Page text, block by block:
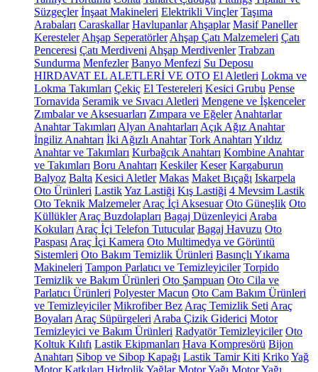
Süzgeçler İnşaat Makineleri Elektrikli Vinçler Taşıma
Arabaları Caraskallar Havlupanlar Ahşaplar Masif Paneller
Keresteler Ahşap Seperatörler Ahşap Çatı Malzemeleri Çatı
Penceresi Çatı Merdiveni Ahşap Merdivenler Trabzan
Sundurma Menfezler Banyo Menfezi Su Deposu
HIRDAVAT EL ALETLERİ VE OTO El Aletleri Lokma ve
Lokma Takımları Çekiç El Testereleri Kesici Grubu Pense
Tornavida Seramik ve Sıvacı Aletleri Mengene ve İşkenceler
Zımbalar ve Aksesuarları Zımpara ve Eğeler Anahtarlar
Anahtar Takımları Alyan Anahtarları Açık Ağız Anahtar
İngiliz Anahtarı İki Ağızlı Anahtar Tork Anahtarı Yıldız
Anahtar ve Takımları Kurbağcık Anahtarı Kombine Anahtar
ve Takımları Boru Anahtarı Keskiler Keser Kargaburun
Balyoz Balta Kesici Aletler Makas Maket Bıçağı Iskarpela
Oto Ürünleri LastikYaz Lastiği Kış Lastiği 4 Mevsim Lastik
Oto Teknik Malzemeler Araç İçi Aksesuar Oto Güneşlik Oto
Küllükler Araç Buzdolapları Bagaj Düzenleyici Araba
Kokuları Araç İçi Telefon Tutucular Bagaj Havuzu Oto
Paspası Araç İçi Kamera Oto Multimedya ve Görüntü
Sistemleri Oto Bakım Temizlik Ürünleri Basınçlı Yıkama
Makineleri Tampon Parlatıcı ve Temizleyiciler Torpido
Temizlik ve Bakım Ürünleri Oto Şampuan Oto Cila ve
Parlatıcı Ürünleri Polyester Macun Oto Cam Bakım Ürünleri
ve Temizleyiciler Mikrofiber Bez Araç Temizlik Seti Araç
Boyaları Araç Süpürgeleri Araba Çizik Giderici Motor
Temizleyici ve Bakım Ürünleri Radyatör Temizleyiciler Oto
Koltuk Kılıfı Lastik Ekipmanları Hava Kompresörü Bijon
Anahtarı Sibop ve Sibop Kapağı Lastik Tamir Kiti KrikoYağ
Motor Katkıları Hidrolik Yağlar Motor Yağı Motor Yağı